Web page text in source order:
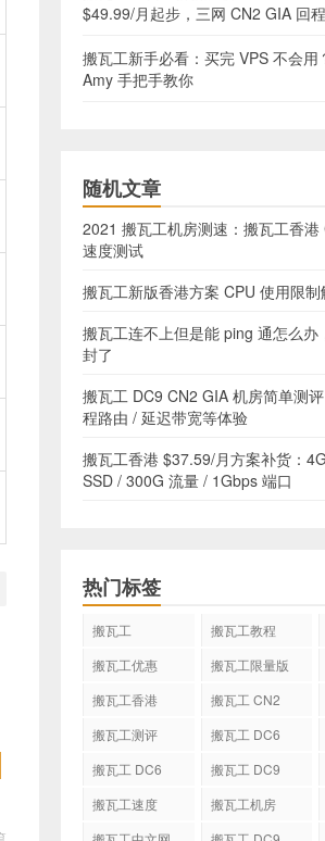
$49.99/月起步，三网 CN2 GIA 回程
搬瓦工新手必看：买完 VPS 不会用
Amy 手把手教你
随机文章
2021 搬瓦工机房测速：搬瓦工香
速度测试
搬瓦工新版香港方案 CPU 使用限制
搬瓦工连不上但是能 ping 通怎么办
封了
搬瓦工 DC9 CN2 GIA 机房简单测
程路由 / 延迟带宽等体验
搬瓦工香港 $37.59/月方案补货：
SSD / 300G 流量 / 1Gbps 端口
热门标签
搬瓦工 搬瓦工教程
搬瓦工优惠 搬瓦工限量版
搬瓦工香港
搬瓦工 CN2
搬瓦工测评
搬瓦工 DC6
搬瓦工 DC6
搬瓦工 DC9
搬瓦工速度
搬瓦工机房